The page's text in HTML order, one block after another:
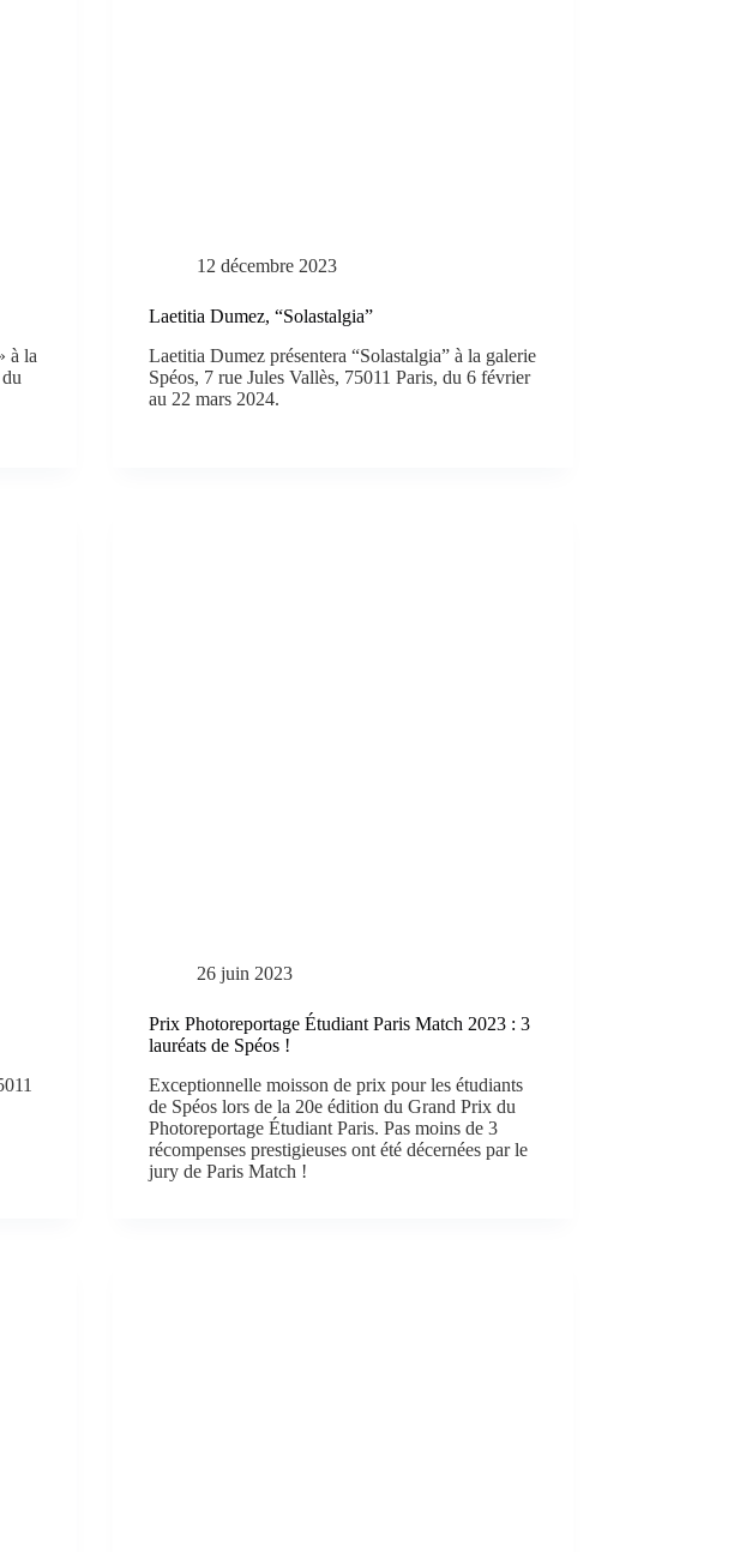
à la
12 décembre 2023
Laetitia Dumez, “Solastalgia”
Laetitia Dumez présentera “Solastalgia” à la galerie
Spéos, 7 rue Jules Vallès, 75011 Paris, du 6 février
au 22 mars 2024.
26 juin 2023
Prix Photoreportage Étudiant Paris Match 2023 : 3
lauréats de Spéos !
Exceptionnelle moisson de prix pour les étudiants
de Spéos lors de la 20e édition du Grand Prix du
Photoreportage Étudiant Paris. Pas moins de 3
récompenses prestigieuses ont été décernées par le
jury de Paris Match !